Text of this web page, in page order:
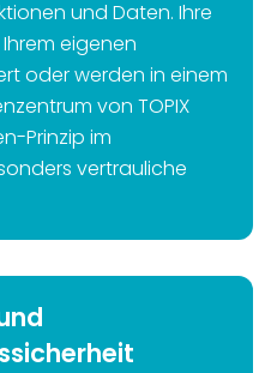
und Daten. Ihre
eigenen
oder werden in einem
von TOPIX
Prinzip im
vertrauliche